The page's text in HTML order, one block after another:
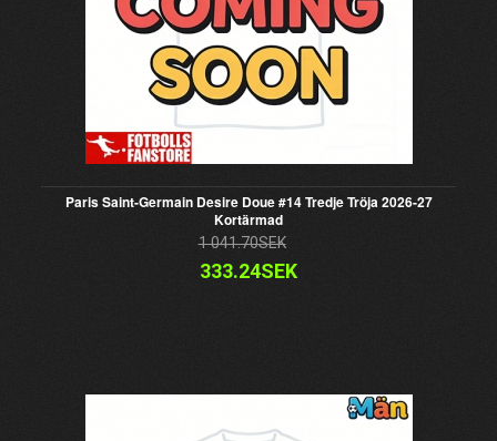
Paris Saint-Germain Desire Doue #14 Tredje Tröja 2026-27
Kortärmad
1 041.70SEK
333.24SEK